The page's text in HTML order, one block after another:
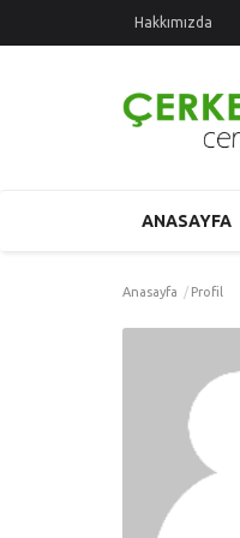
Hakkımızda
ANASAYFA
Anasayfa Profil